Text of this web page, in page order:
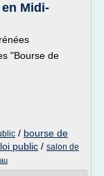
Midi-
"Bourse de
/ bourse de
public / salon de